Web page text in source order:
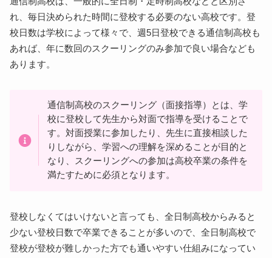
病気・けが
経済的理由
学業不振
通信制高校が辛いと感じた時の対処法
休学する
退学する
通学が辛いならオンラインの通信制高校に変える
高卒認定を受ける
挫折を予防するID学園高等学校の体制
通信制高校にも通えないと思った時の対処法まとめ
れ、毎日決められた時間に登校する必要のない高校です。登
校日数は学校によって様々で、週5日登校できる通信制高校も
あれば、年に数回のスクーリングのみ参加で良い場合なども
あります。
通信制高校のスクーリング（面接指導）とは、学
校に登校して先生から対面で指導を受けることで
す。対面授業に参加したり、先生に直接相談した
りしながら、学習への理解を深めることが目的と
なり、スクーリングへの参加は高校卒業の条件を
満たすために必須となります。
登校しなくてはいけないと言っても、全日制高校からみると
少ない登校日数で卒業できることが多いので、全日制高校で
登校が登校が難しかった方でも通いやすい仕組みになってい